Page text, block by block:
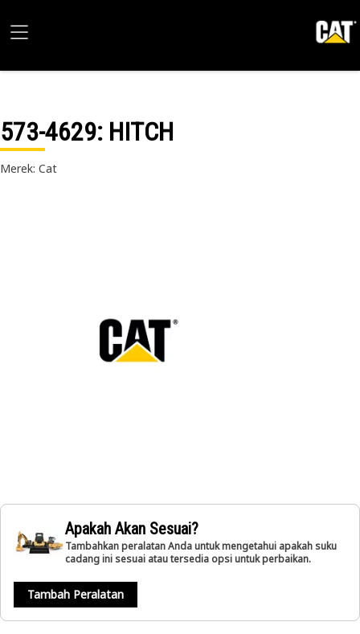
573-4629: HITCH
Merek: Cat
Apakah Akan Sesuai?
Tambahkan peralatan Anda untuk mengetahui apakah suku
cadang ini sesuai atau tersedia opsi untuk perbaikan.
Tambah Peralatan